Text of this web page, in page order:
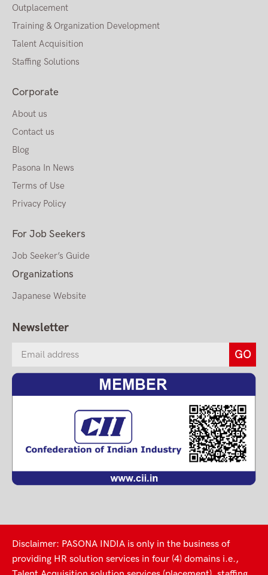
Outplacement
Training & Organization Development
Talent Acquisition
Staffing Solutions
Corporate
About us
Contact us
Blog
Pasona In News
Terms of Use
Privacy Policy
For Job Seekers
Job Seeker’s Guide
Organizations
Japanese Website
Newsletter
Disclaimer: PASONA INDIA is only in the business of
providing HR solution services in four (4) domains i.e.,